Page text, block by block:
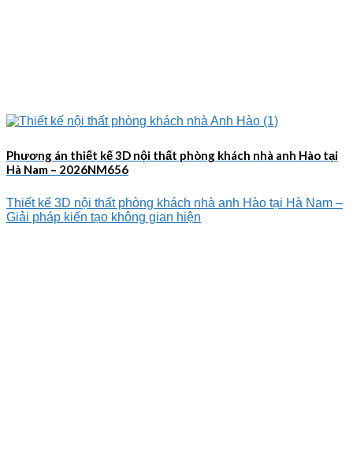
Phương án thiết kế 3D nội thất phòng khách nhà anh Hào tại
Hà Nam – 2026NM656
Thiết kế 3D nội thất phòng khách nhà anh Hào tại Hà Nam –
Giải pháp kiến tạo không gian hiện